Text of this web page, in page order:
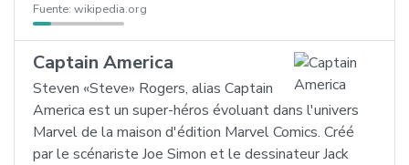
Fuente: wikipedia.org
Captain America
Steven «Steve» Rogers, alias Captain
America est un super-héros évoluant dans l'univers
Marvel de la maison d'édition Marvel Comics. Créé
par le scénariste Joe Simon et le dessinateur Jack